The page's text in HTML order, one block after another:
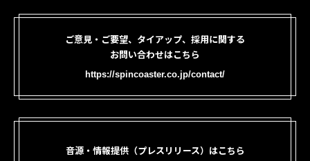
ご意見・ご要望、タイアップ、採用に関する
お問い合わせはこちら
https://spincoaster.co.jp/contact/
音源・情報提供（プレスリリース）はこちら